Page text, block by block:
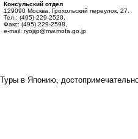
Консульский отдел
129090 Москва, Грохольский переулок, 27.
Тел.: (495) 229-2520,
Факс: (495) 229-2598,
e-mail: ryojijp@mw.mofa.go.jp
Туры в Японию,